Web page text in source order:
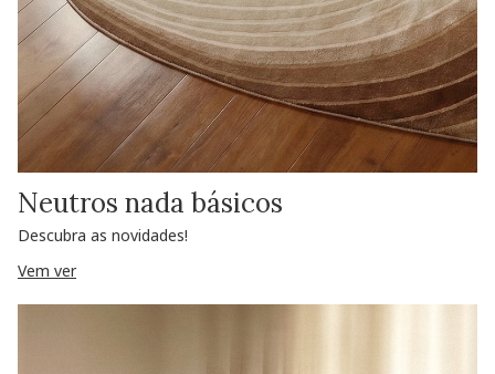
Neutros nada básicos
Descubra as novidades!
Vem ver